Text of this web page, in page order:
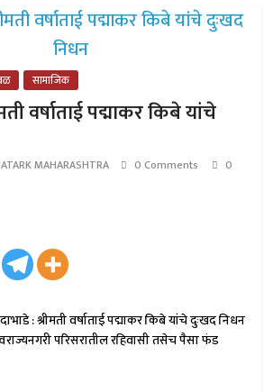
सामाजिक
वर्षाताई पद्माकर किबे यांचे
MAHARASHTRA 0 Comments
0
: श्रीमती वर्षाताई पद्माकर किबे यांचे दुःखद निधन
परिसरातील रहिवासी तसेच पैसा फंड